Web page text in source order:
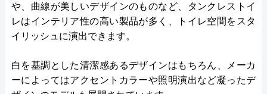
や、曲線が美しいデザインのものなど、タンクレストイ
レはインテリア性の高い製品が多く、トイレ空間をスタ
イリッシュに演出できます。
白を基調とした清潔感あるデザインはもちろん、メーカ
ーによってはアクセントカラーや照明演出など凝ったデ